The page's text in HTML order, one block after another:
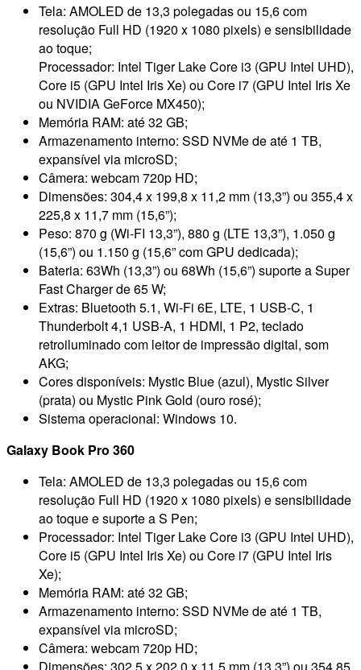
Tela: AMOLED de 13,3 polegadas ou 15,6 com
resolução Full HD (1920 x 1080 pixels) e sensibilidade
ao toque;
Processador: Intel Tiger Lake Core i3 (GPU Intel UHD),
Core i5 (GPU Intel Iris Xe) ou Core i7 (GPU Intel Iris Xe
ou NVIDIA GeForce MX450);
Memória RAM: até 32 GB;
Armazenamento interno: SSD NVMe de até 1 TB,
expansível via microSD;
Câmera: webcam 720p HD;
Dimensões: 304,4 x 199,8 x 11,2 mm (13,3”) ou 355,4 x
225,8 x 11,7 mm (15,6”);
Peso: 870 g (Wi-FI 13,3”), 880 g (LTE 13,3”), 1.050 g
(15,6”) ou 1.150 g (15,6” com GPU dedicada);
Bateria: 63Wh (13,3”) ou 68Wh (15,6”) suporte a Super
Fast Charger de 65 W;
Extras: Bluetooth 5.1, Wi-Fi 6E, LTE, 1 USB-C, 1
Thunderbolt 4,1 USB-A, 1 HDMI, 1 P2, teclado
retroiluminado com leitor de impressão digital, som
AKG;
Cores disponíveis: Mystic Blue (azul), Mystic Silver
(prata) ou Mystic Pink Gold (ouro rosé);
Sistema operacional: Windows 10.
Galaxy Book Pro 360
Tela: AMOLED de 13,3 polegadas ou 15,6 com
resolução Full HD (1920 x 1080 pixels) e sensibilidade
ao toque e suporte a S Pen;
Processador: Intel Tiger Lake Core i3 (GPU Intel UHD),
Core i5 (GPU Intel Iris Xe) ou Core i7 (GPU Intel Iris
Xe);
Memória RAM: até 32 GB;
Armazenamento interno: SSD NVMe de até 1 TB,
expansível via microSD;
Câmera: webcam 720p HD;
Dimensões: 302,5 x 202,0 x 11,5 mm (13,3”) ou 354,85